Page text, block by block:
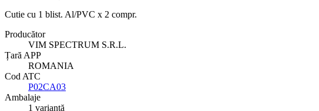
Cutie cu 1 blist. Al/PVC x 2 compr.
Producător
VIM SPECTRUM S.R.L.
Țară APP
ROMANIA
Cod ATC
P02CA03
Ambalaje
1 variantă